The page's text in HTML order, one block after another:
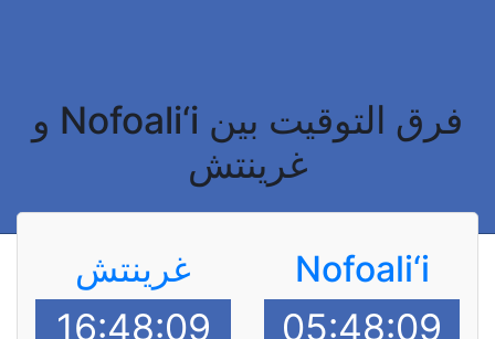
فرق التوقيت بين Nofoali‘i و
غرينتش
Nofoali‘i
05:48:09
غرينتش
16:48:09